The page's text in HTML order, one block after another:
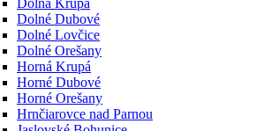
Dolná Krupá
Dolné Dubové
Dolné Lovčice
Dolné Orešany
Horná Krupá
Horné Dubové
Horné Orešany
Hrnčiarovce nad Parnou